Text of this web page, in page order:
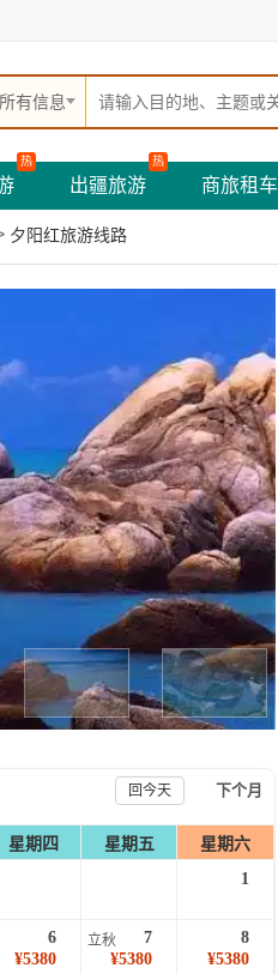
所有信息
热
出疆旅游
热
商旅租车
夕阳红旅游线路
回今天 下个月
星期四 星期五 星期六
1
6
¥5380
立秋
7
¥5380
8
¥5380